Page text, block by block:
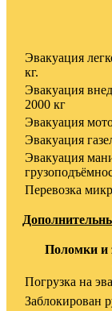
Эвакуация
кг.
Эвакуация
2000 кг
Эвакуация
Эвакуация
Эвакуация
Перевозка
Поломки и
Погрузка на
Заблокирован